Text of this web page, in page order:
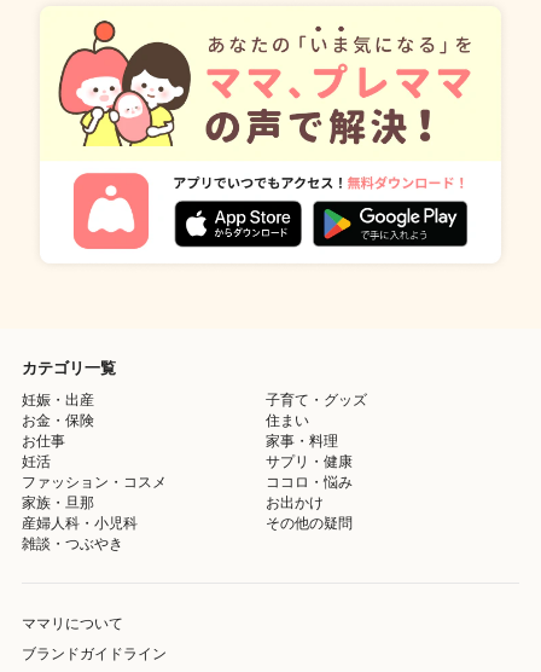
カテゴリ一覧
妊娠・出産
子育て・グッズ
お金・保険
住まい
お仕事
家事・料理
妊活
サプリ・健康
ファッション・コスメ
ココロ・悩み
家族・旦那
お出かけ
産婦人科・小児科
その他の疑問
雑談・つぶやき
ママリについて
ブランドガイドライン